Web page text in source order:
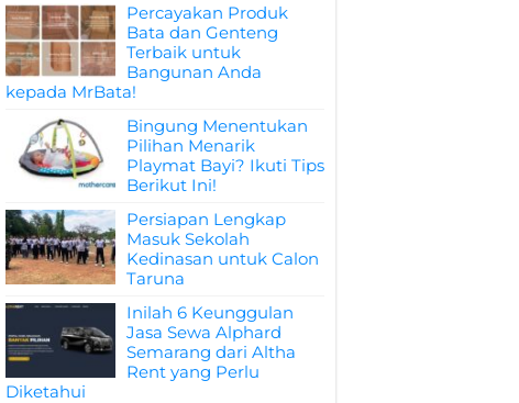
Percayakan Produk
Bata dan Genteng
Terbaik untuk
Bangunan Anda
kepada MrBata!
Bingung Menentukan
Pilihan Menarik
Playmat Bayi? Ikuti Tips
Berikut Ini!
Persiapan Lengkap
Masuk Sekolah
Kedinasan untuk Calon
Taruna
Inilah 6 Keunggulan
Jasa Sewa Alphard
Semarang dari Altha
Rent yang Perlu
Diketahui